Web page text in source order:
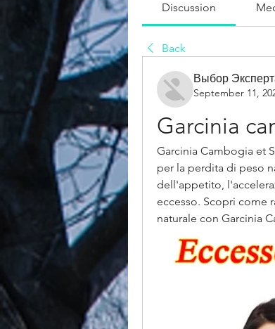
Discussion
Back
Выбор
September 11,
Garcinia
Garcinia Cambogia et
per la perdita di peso
dell'appetito,
eccesso. Scopri come
naturale con Garcinia